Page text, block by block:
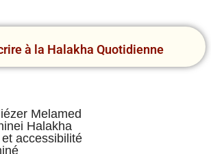
à la Halakha Quotidienne
Melamed
Halakha
accessibilité